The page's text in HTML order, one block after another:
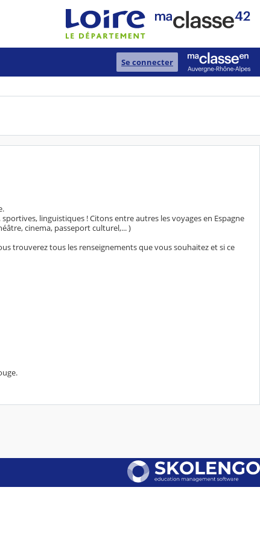
Se connecter
linguistiques ! Citons entre autres les voyages en Espagne
cinema, passeport culturel,... )
trouverez tous les renseignements que vous souhaitez et si ce